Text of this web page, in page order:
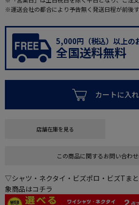
※運送会社の都合により予告無く発送日程が前後す
5,000円（税込）以上の
全国送料無料
カートに入
店舗在庫を見る
この商品に関するお問い合わ
▽シャツ・ネクタイ・ビズポロ・ビズTま
象商品はコチラ